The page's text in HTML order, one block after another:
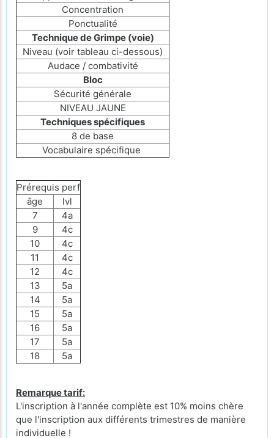
Concentration
Ponctualité
Technique de Grimpe (voie)
Niveau (voir tableau ci-dessous)
Audace / combativité
Bloc
Sécurité générale
NIVEAU JAUNE
Techniques spécifiques
8 de base
Vocabulaire spécifique
Prérequis perf
âge
lvl
7
4a
9
4c
10
4c
11
4c
12
4c
13
5a
14
5a
15
5a
16
5a
17
5a
18
5a
Remarque tarif:
L'inscription à l'année complète est 10% moins chère
que l'inscription aux différents trimestres de manière
individuelle !